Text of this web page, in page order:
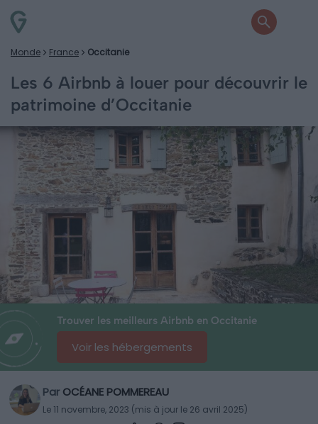
Monde France Occitanie
Les 6 Airbnb à louer pour découvrir le
patrimoine d’Occitanie
Trouver les meilleurs Airbnb en Occitanie
Voir les hébergements
Par OCÉANE POMMEREAU
Le 11 novembre, 2023 (mis à jour le 26 avril 2025)